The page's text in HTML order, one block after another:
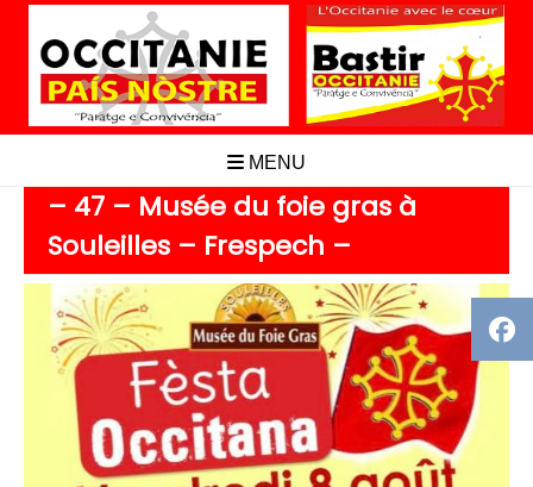
Aller
contenu
MENU
– 47 – Musée du foie gras à
Souleilles – Frespech –